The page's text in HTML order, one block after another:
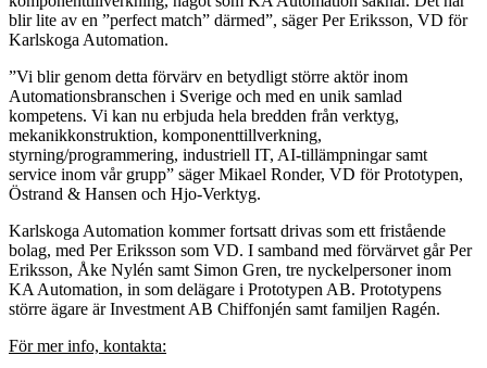
blir lite av en ”perfect match” därmed”, säger Per Eriksson, VD för
Karlskoga Automation.
”Vi blir genom detta förvärv en betydligt större aktör inom
Automationsbranschen i Sverige och med en unik samlad
kompetens. Vi kan nu erbjuda hela bredden från verktyg,
mekanikkonstruktion, komponenttillverkning,
styrning/programmering, industriell IT, AI-tillämpningar samt
service inom vår grupp” säger Mikael Ronder, VD för Prototypen,
Östrand & Hansen och Hjo-Verktyg.
Karlskoga Automation kommer fortsatt drivas som ett fristående
bolag, med Per Eriksson som VD. I samband med förvärvet går Per
Eriksson, Åke Nylén samt Simon Gren, tre nyckelpersoner inom
KA Automation, in som delägare i Prototypen AB. Prototypens
större ägare är Investment AB Chiffonjén samt familjen Ragén.
För mer info, kontakta: